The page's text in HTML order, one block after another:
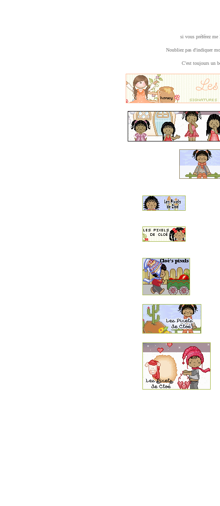
si vous préférez me
Noubliez pas d'indiquer
C'est toujours un